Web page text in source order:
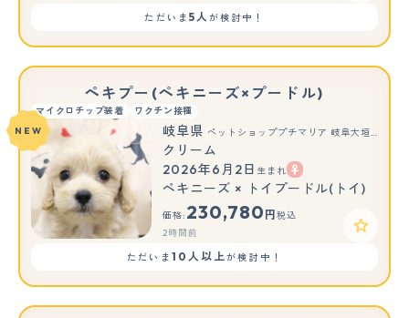
ただいま 5人が検討中！
ペキプー(ペキニーズ×プードル)
マイクロチップ装着
ワクチン接種
NEW
岐阜県 ペットショッププチマリア 岐阜大垣垂井店
クリーム
2026年6月2日 生まれ
ペキニーズ × トイプードル(トイ)
価格: 230,780 円 税込
2時間前
ただいま 10人以上が検討中！